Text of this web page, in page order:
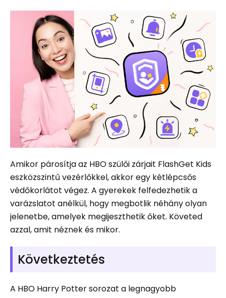
Amikor párosítja az HBO szülői zárjait FlashGet Kids
eszközszintű vezérlőkkel, akkor egy kétlépcsős
védőkorlátot végez. A gyerekek felfedezhetik a
varázslatot anélkül, hogy megbotlik néhány olyan
jelenetbe, amelyek megijeszthetik őket. Követed
azzal, amit néznek és mikor.
Következtetés
A HBO Harry Potter sorozat a legnagyobb